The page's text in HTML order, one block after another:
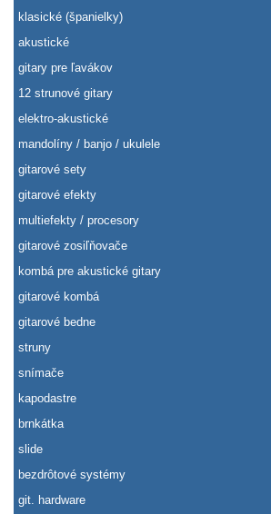
klasické (španielky)
akustické
gitary pre ľavákov
12 strunové gitary
elektro-akustické
mandolíny / banjo / ukulele
gitarové sety
gitarové efekty
multiefekty / procesory
gitarové zosiľňovače
kombá pre akustické gitary
gitarové kombá
gitarové bedne
struny
snímače
kapodastre
brnkátka
slide
bezdrôtové systémy
git. hardware